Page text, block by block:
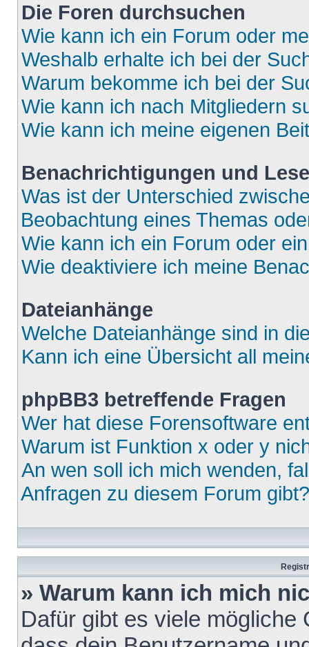
Die Foren durchsuchen
Wie kann ich ein Forum oder
Weshalb erhalte ich bei der
Warum bekomme ich bei der
Wie kann ich nach Mitgliedern
Wie kann ich meine eigenen
Benachrichtigungen und
Was ist der Unterschied
Beobachtung eines Themas
Wie kann ich ein Forum oder
Wie deaktiviere ich meine
Dateianhänge
Welche Dateianhänge sind in
Kann ich eine Übersicht all
phpBB3 betreffende Fragen
Wer hat diese Forensoftware
Warum ist Funktion x oder y
An wen soll ich mich wenden,
Anfragen zu diesem Forum gibt?
» Warum kann ich mich
Dafür gibt es viele